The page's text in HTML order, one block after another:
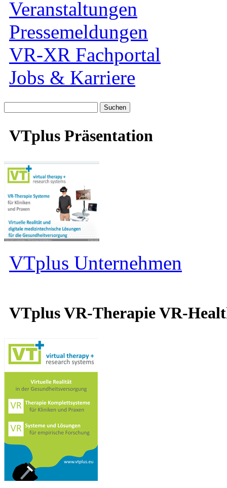
Veranstaltungen
Pressemeldungen
VR-XR Fachportal
Jobs & Karriere
nach:
VTplus Präsentation
VTplus Unternehmen
VTplus VR-Therapie VR-